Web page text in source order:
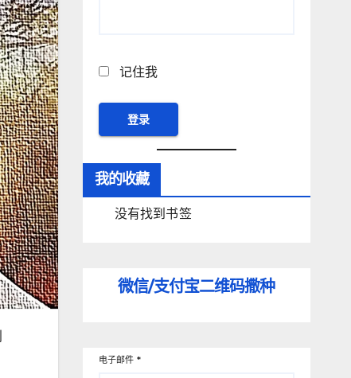
记住我
我的收藏
没有找到书签
微信/支付宝二维码撒种
电子邮件 *